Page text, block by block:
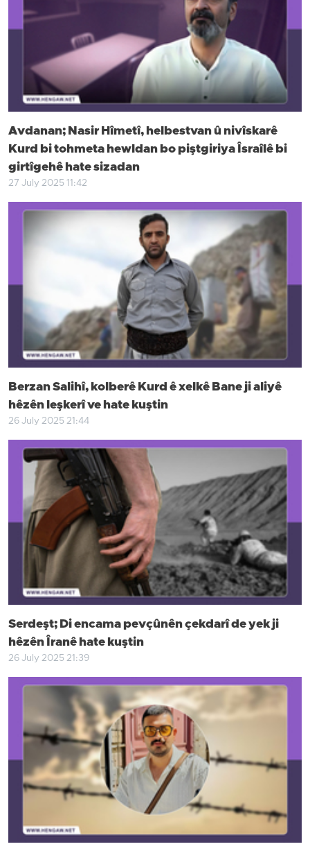
Avdanan; Nasir Hîmetî, helbestvan û nivîskarê
Kurd bi tohmeta hewldan bo piştgiriya Îsraîlê bi
girtîgehê hate sizadan
27 July 2025 11:42
Berzan Salihî, kolberê Kurd ê xelkê Bane ji aliyê
hêzên leşkerî ve hate kuştin
26 July 2025 21:44
Serdeşt; Di encama pevçûnên çekdarî de yek ji
hêzên Îranê hate kuştin
26 July 2025 21:39